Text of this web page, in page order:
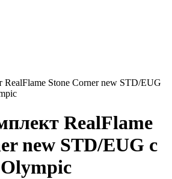
Stone Corner new STD/EUG
RealFlame
new STD/EUG с